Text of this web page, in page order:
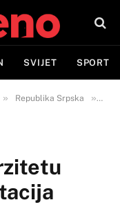
SVIJET SPORT
» Republika Srpska »